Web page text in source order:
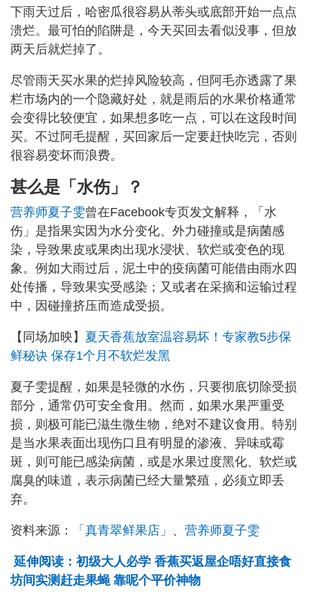
下雨天过后，哈密瓜很容易从蒂头或底部开始一点点
溃烂。最可怕的陷阱是，今天买回去看似没事，但放
两天后就烂掉了。
尽管雨天买水果的烂掉风险较高，但阿毛亦透露了果
栏市场内的一个隐藏好处，就是雨后的水果价格通常
会变得比较便宜，如果想多吃一点，可以在这段时间
买。不过阿毛提醒，买回家后一定要赶快吃完，否则
很容易变坏而浪费。
甚么是「水伤」？
营养师夏子雯曾在Facebook专页发文解释，「水
伤」是指果实因为水分变化、外力碰撞或是病菌感
染，导致果皮或果肉出现水浸状、软烂或变色的现
象。例如大雨过后，泥土中的疫病菌可能借由雨水四
处传播，导致果实受感染；又或者在采摘和运输过程
中，因碰撞挤压而造成受损。
【同场加映】 夏天香蕉放室温容易坏！专家教5步保
鲜秘诀 保存1个月不软烂发黑
夏子雯提醒，如果是轻微的水伤，只要彻底切除受损
部分，通常仍可安全食用。然而，如果水果严重受
损，则极可能已滋生微生物，绝对不建议食用。特别
是当水果表面出现伤口且有明显的渗液、异味或霉
斑，则可能已感染病菌，或是水果过度黑化、软烂或
腐臭的味道，表示病菌已经大量繁殖，必须立即丢
弃。
资料来源： 「真青翠鲜果店」 、 营养师夏子雯
延伸阅读：初级大人必学 香蕉买返屋企唔好直接食
坊间实测赶走果蝇 靠呢个平价神物